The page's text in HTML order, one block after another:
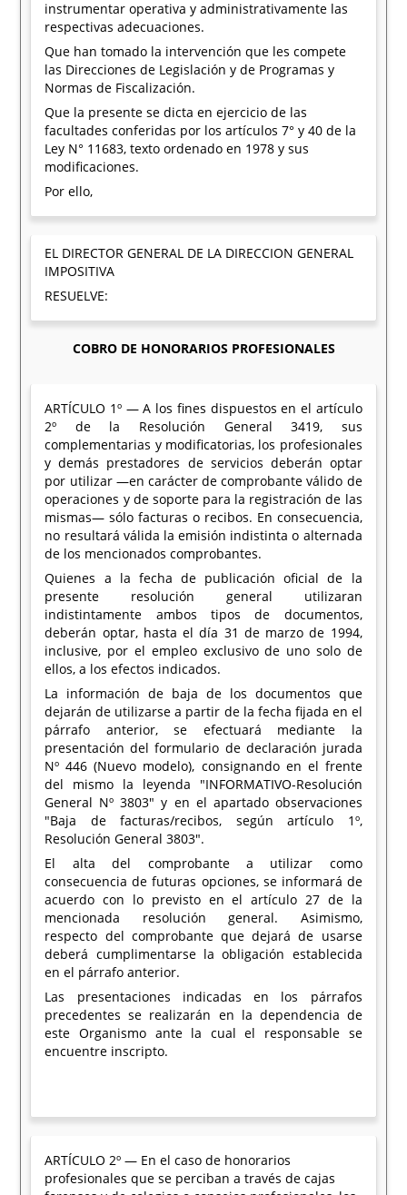
instrumentar operativa y administrativamente las
respectivas adecuaciones.
Que han tomado la intervención que les compete
las Direcciones de Legislación y de Programas y
Normas de Fiscalización.
Que la presente se dicta en ejercicio de las
facultades conferidas por los artículos 7° y 40 de la
Ley N° 11683, texto ordenado en 1978 y sus
modificaciones.
Por ello,
EL DIRECTOR GENERAL DE LA DIRECCION GENERAL
IMPOSITIVA
RESUELVE:
COBRO DE HONORARIOS PROFESIONALES
ARTÍCULO 1º — A los fines dispuestos en el artículo
2º de la Resolución General 3419, sus
complementarias y modificatorias, los profesionales
y demás prestadores de servicios deberán optar
por utilizar —en carácter de comprobante válido de
operaciones y de soporte para la registración de las
mismas— sólo facturas o recibos. En consecuencia,
no resultará válida la emisión indistinta o alternada
de los mencionados comprobantes.
Quienes a la fecha de publicación oficial de la
presente resolución general utilizaran
indistintamente ambos tipos de documentos,
deberán optar, hasta el día 31 de marzo de 1994,
inclusive, por el empleo exclusivo de uno solo de
ellos, a los efectos indicados.
La información de baja de los documentos que
dejarán de utilizarse a partir de la fecha fijada en el
párrafo anterior, se efectuará mediante la
presentación del formulario de declaración jurada
Nº 446 (Nuevo modelo), consignando en el frente
del mismo la leyenda "INFORMATIVO-Resolución
General Nº 3803" y en el apartado observaciones
"Baja de facturas/recibos, según artículo 1º,
Resolución General 3803".
El alta del comprobante a utilizar como
consecuencia de futuras opciones, se informará de
acuerdo con lo previsto en el artículo 27 de la
mencionada resolución general. Asimismo,
respecto del comprobante que dejará de usarse
deberá cumplimentarse la obligación establecida
en el párrafo anterior.
Las presentaciones indicadas en los párrafos
precedentes se realizarán en la dependencia de
este Organismo ante la cual el responsable se
encuentre inscripto.
ARTÍCULO 2º — En el caso de honorarios
profesionales que se perciban a través de cajas